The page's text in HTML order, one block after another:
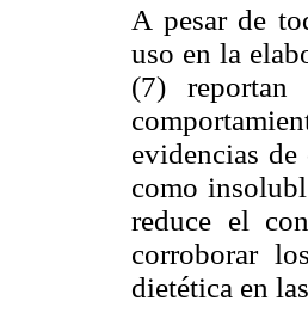
A pesar de
uso en la
(7) reportan
evidencias
como
reduce el
corroborar
dietética en